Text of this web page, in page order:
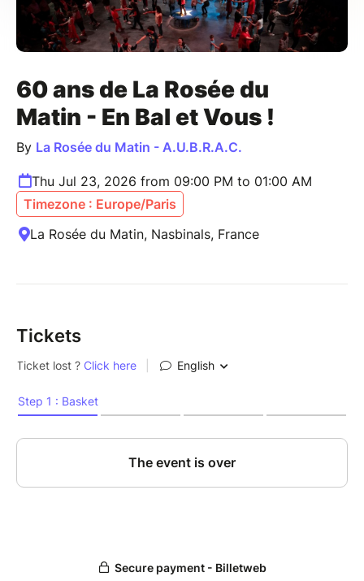
60 ans de La Rosée du
Matin - En Bal et Vous !
By La Rosée du Matin - A.U.B.R.A.C.
Thu Jul 23, 2026 from 09:00 PM to 01:00 AM
Timezone : Europe/Paris
La Rosée du Matin, Nasbinals, France
Tickets